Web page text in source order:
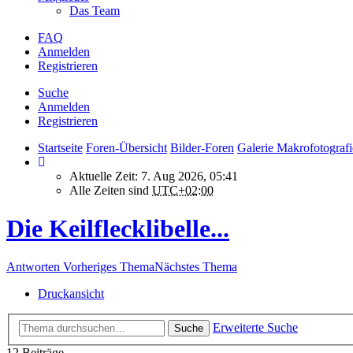
Das Team
FAQ
Anmelden
Registrieren
Suche
Anmelden
Registrieren
Startseite Foren-Übersicht Bilder-Foren Galerie
Aktuelle Zeit: 7. Aug 2026, 05:41
Alle Zeiten sind UTC+02:00
Die Keilflecklibelle...
Antworten Vorheriges ThemaNächstes Thema
Druckansicht
Suche
Erweiterte Suche